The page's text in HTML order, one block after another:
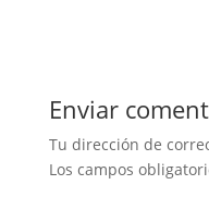
Enviar
Tu dirección de
Los campos